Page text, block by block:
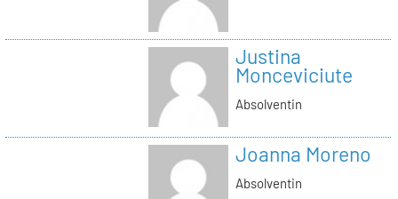
Justina
Monceviciute
Absolventin
Joanna Moreno
Absolventin